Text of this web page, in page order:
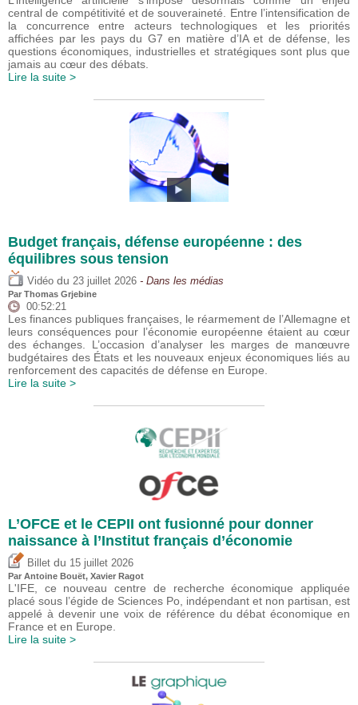
central de compétitivité et de souveraineté. Entre l’intensification de
la concurrence entre acteurs technologiques et les priorités
affichées par les pays du G7 en matière d’IA et de défense, les
questions économiques, industrielles et stratégiques sont plus que
jamais au cœur des débats.
Lire la suite >
Budget français, défense européenne : des
équilibres sous tension
Vidéo du 23 juillet 2026 - Dans les médias
Par Thomas Grjebine
00:52:21
Les finances publiques françaises, le réarmement de l’Allemagne et
leurs conséquences pour l’économie européenne étaient au cœur
des échanges. L’occasion d’analyser les marges de manœuvre
budgétaires des États et les nouveaux enjeux économiques liés au
renforcement des capacités de défense en Europe.
Lire la suite >
L’OFCE et le CEPII ont fusionné pour donner
naissance à l’Institut français d’économie
Billet du 15 juillet 2026
Par Antoine Bouët, Xavier Ragot
L'IFE, ce nouveau centre de recherche économique appliquée
placé sous l’égide de Sciences Po, indépendant et non partisan, est
appelé à devenir une voix de référence du débat économique en
France et en Europe.
Lire la suite >